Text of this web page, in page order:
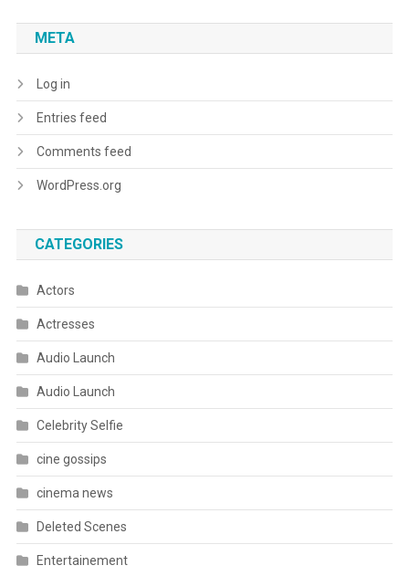
META
Log in
Entries feed
Comments feed
WordPress.org
CATEGORIES
Actors
Actresses
Audio Launch
Audio Launch
Celebrity Selfie
cine gossips
cinema news
Deleted Scenes
Entertainement